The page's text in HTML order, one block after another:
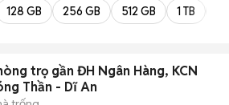
128 GB 256 GB 512 GB 1 TB
trọ gần ĐH Ngân Hàng, KCN
Thần - Dĩ An